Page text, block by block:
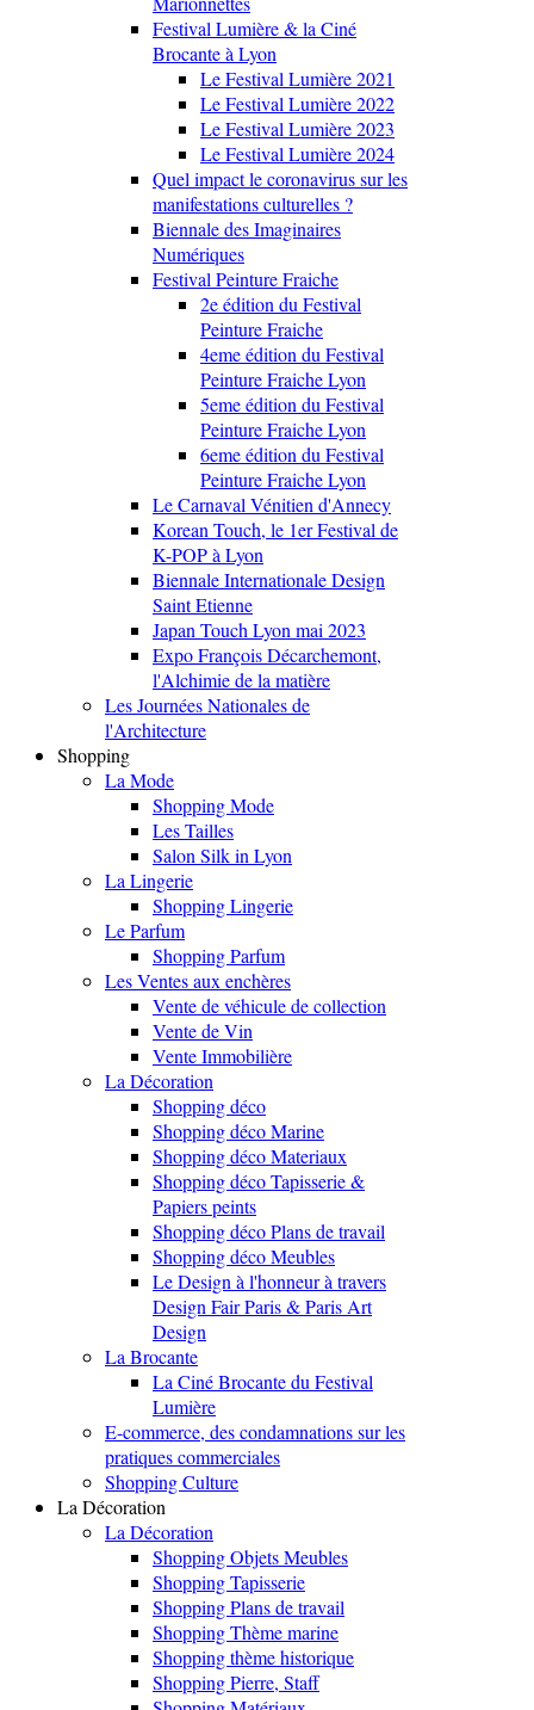
Festival Lumière & la Ciné
Brocante à Lyon
Le Festival Lumière 2021
Le Festival Lumière 2022
Le Festival Lumière 2023
Le Festival Lumière 2024
Quel impact le coronavirus sur les
manifestations culturelles ?
Biennale des Imaginaires
Numériques
Festival Peinture Fraiche
2e édition du Festival
Peinture Fraiche
4eme édition du Festival
Peinture Fraiche Lyon
5eme édition du Festival
Peinture Fraiche Lyon
6eme édition du Festival
Peinture Fraiche Lyon
Le Carnaval Vénitien d'Annecy
Korean Touch, le 1er Festival de
K-POP à Lyon
Biennale Internationale Design
Saint Etienne
Japan Touch Lyon mai 2023
Expo François Décarchemont,
l'Alchimie de la matière
Les Journées Nationales de
l'Architecture
Shopping
La Mode
Shopping Mode
Les Tailles
Salon Silk in Lyon
La Lingerie
Shopping Lingerie
Le Parfum
Shopping Parfum
Les Ventes aux enchères
Vente de véhicule de collection
Vente de Vin
Vente Immobilière
La Décoration
Shopping déco
Shopping déco Marine
Shopping déco Materiaux
Shopping déco Tapisserie &
Papiers peints
Shopping déco Plans de travail
Shopping déco Meubles
Le Design à l'honneur à travers
Design Fair Paris & Paris Art
Design
La Brocante
La Ciné Brocante du Festival
Lumière
E-commerce, des condamnations sur les
pratiques commerciales
Shopping Culture
La Décoration
La Décoration
Shopping Objets Meubles
Shopping Tapisserie
Shopping Plans de travail
Shopping Thème marine
Shopping thème historique
Shopping Pierre, Staff